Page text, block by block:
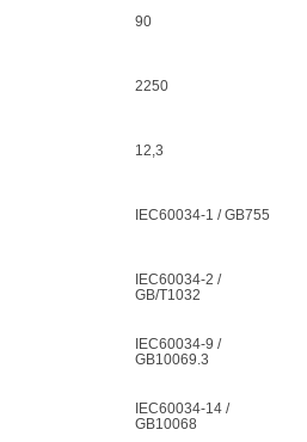
90
2250
12,3
IEC60034-1 / GB755
IEC60034-2 /
GB/T1032
IEC60034-9 /
GB10069.3
IEC60034-14 /
GB10068